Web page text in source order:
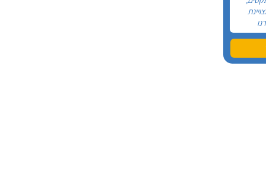
שלו
הוא
אהבה